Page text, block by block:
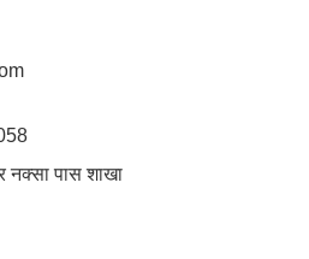
नक्सा पास शाखा